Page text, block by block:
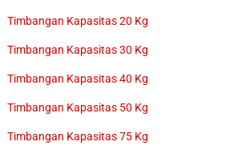
Timbangan Kapasitas 20 Kg
Timbangan Kapasitas 30 Kg
Timbangan Kapasitas 40 Kg
Timbangan Kapasitas 50 Kg
Timbangan Kapasitas 75 Kg